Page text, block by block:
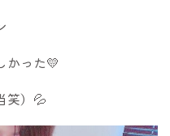
かった💛
笑）💦